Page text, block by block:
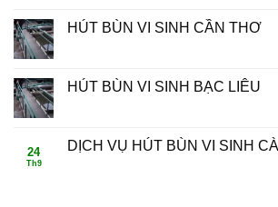
HÚT BÙN VI SINH CẦN THƠ
HÚT BÙN VI SINH BẠC LIÊU
24
Th9
DỊCH VỤ HÚT BÙN VI SINH